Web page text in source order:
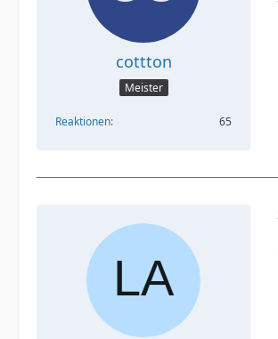
cottton
Meister
Reaktionen 65